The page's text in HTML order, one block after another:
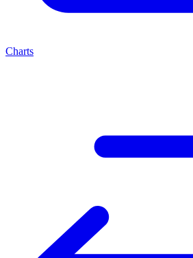
Charts